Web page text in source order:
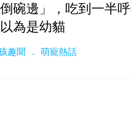
碗邊」，吃到一半
為是幼貓
趣聞 萌寵熱話